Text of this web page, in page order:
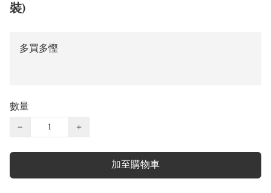
裝)
多買多慳
數量
−
+
加至購物車